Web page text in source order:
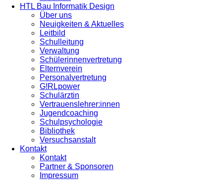
HTL Bau Informatik Design
Über uns
Neuigkeiten & Aktuelles
Leitbild
Schulleitung
Verwaltung
Schülerinnenvertretung
Elternverein
Personalvertretung
G!RLpower
Schulärztin
Vertrauenslehrer:innen
Jugendcoaching
Schulpsychologie
Bibliothek
Versuchsanstalt
Kontakt
Kontakt
Partner & Sponsoren
Impressum